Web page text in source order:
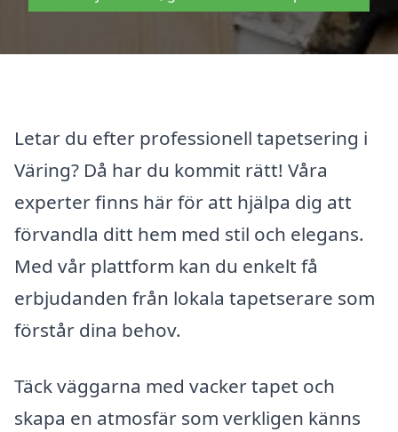
Letar du efter professionell tapetsering i
Väring? Då har du kommit rätt! Våra
experter finns här för att hjälpa dig att
förvandla ditt hem med stil och elegans.
Med vår plattform kan du enkelt få
erbjudanden från lokala tapetserare som
förstår dina behov.
Täck väggarna med vacker tapet och
skapa en atmosfär som verkligen känns